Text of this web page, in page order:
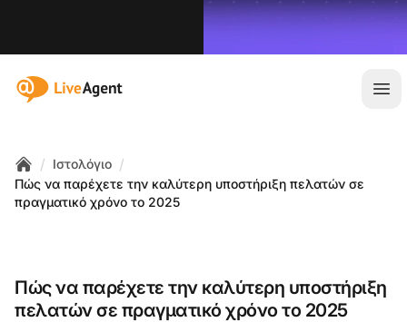
:site.title
Home
/ Ιστολόγιο /
Πώς να παρέχετε την καλύτερη υποστήριξη πελατών σε
πραγματικό χρόνο το 2025
Πώς να παρέχετε την καλύτερη υποστήριξη
πελατών σε πραγματικό χρόνο το 2025